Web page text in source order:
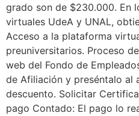
grado son de $230.000. En
virtuales UdeA y UNAL,
Acceso a la plataforma
preuniversitarios. Proceso
web del Fondo de
de Afiliación y preséntalo al
descuento. Solicitar
pago Contado: El pago lo